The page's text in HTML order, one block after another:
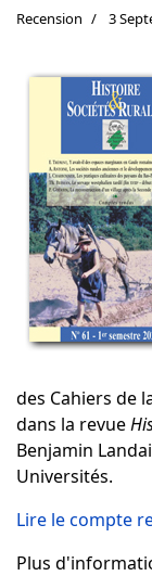
Recension 3
des Cahiers de
dans la revue
Benjamin
Universités.
Lire le compte
Plus